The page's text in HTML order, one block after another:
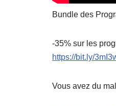
Bundle des
-35% sur les
https://bit.ly/
Vous avez du